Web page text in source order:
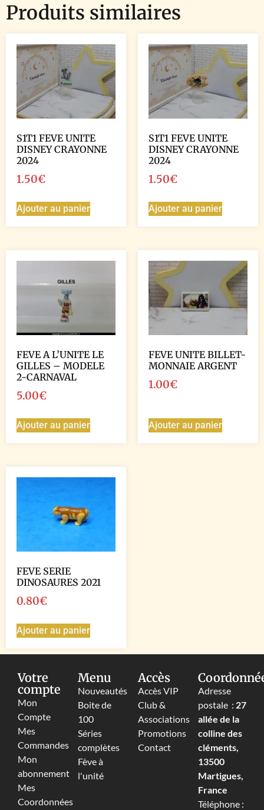
Produits similaires
S1T1 FEVE UNITE
DISNEY CRAYONNE
2024
1.50€
Ajouter au panier
S1T1 FEVE UNITE
DISNEY CRAYONNE
2024
1.50€
Ajouter au panier
FEVE A L’UNITE LE
GILLES – MODELE
2-CARNAVAL
5.00€
Ajouter au panier
FEVE UNITE BILLET-
MONNAIE ARGENT
1.00€
Ajouter au panier
FEVE SERIE
DINOSAURES 2021
0.80€
Ajouter au panier
Votre
compte
Mon
Compte
Mes
Commandes
Mon
abonnement
Mes
Coordonnées
Menu
Nouveautés
Boite de
100
Séries
complètes
Fève à
l'unité
Accès
Accès VIP
Club &
Associations
Promotions
Contact
Adresse
postale : 27
allée de la
colline des
cléments,
13500
Martigues,
France
Téléphone :